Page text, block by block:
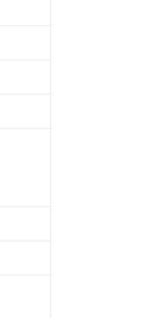
て"
遡って非含有を証明するも
対応完了までの期間は出
、特段のことがない限り、